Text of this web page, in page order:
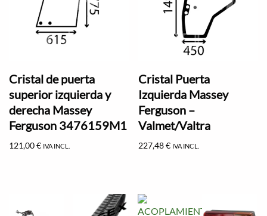
Cristal de puerta
superior izquierda y
derecha Massey
Ferguson 3476159M1
121,00€ IVA INCL.
Cristal Puerta
Izquierda Massey
Ferguson –
Valmet/Valtra
227,48€ IVA INCL.